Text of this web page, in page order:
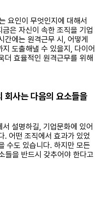
요인이 무엇인지에 대해서
은 자신이 속한 조직을 기업
간에는 원격근무 시, 어떻게
도출해낼 수 있을지, 다이어
더 효율적인 원격근무를 위해
회사는 다음의 요소들을
설명하길, 기업문화에 있어
. 어떤 조직에서 효과가 있었
수도 있습니다. 하지만 모든
들을 반드시 갖추어야 한다고